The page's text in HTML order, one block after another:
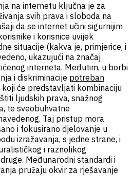
na internetu ključna je za
svih prava i sloboda na
da se internet učini sigurnijim
i korisnice uvijek
situacije (kakva je, primjerice, i
ukazujući na značaj
interneta. Međutim, u borbi
i diskriminacije potreban
će predstavljati kombinaciju
ljudskih prava, snažnog
te sveobuhvatne
Taj pristup mora
i fokusirano djelovanje u
izražavanja, s jedne strane, i
i raznolikog
Međunarodni standardi i
pružaju okvir za rješavanje